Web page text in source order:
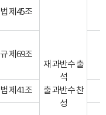
법 제45조
재 과반수 출
석
출 과반수 찬
성
규 제69조
법 제41조